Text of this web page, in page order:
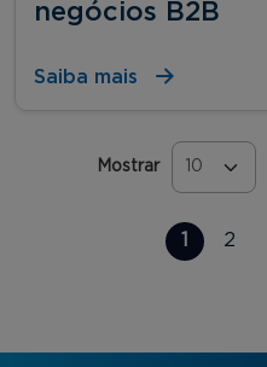
negócios B2B
Saiba mais
Mostrar
1 2